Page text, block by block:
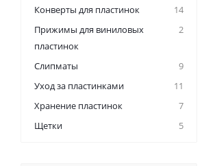
Конверты для пластинок
14
Прижимы для виниловых
пластинок
2
Слипматы
9
Уход за пластинками
11
Хранение пластинок
7
Щетки
5